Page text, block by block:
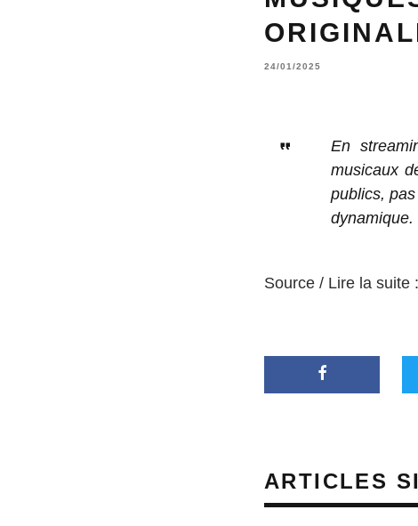
24/01/2025
En
musicaux
publics,
dynamique.
Source / Lire la suite :
ARTICLES